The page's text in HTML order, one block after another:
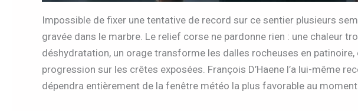
Impossible de fixer une tentative de record sur ce sentier plusieurs
gravée dans le marbre. Le relief corse ne pardonne rien : une chaleur
déshydratation, un orage transforme les dalles rocheuses en
progression sur les crêtes exposées. François D’Haene l’a lui-même
dépendra entièrement de la fenêtre météo la plus favorable au moment